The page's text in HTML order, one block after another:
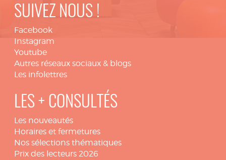
SUIVEZ NOUS !
Facebook
Instagram
Youtube
Autres réseaux sociaux & blogs
Les infolettres
LES + CONSULTÉS
Les nouveautés
Horaires et fermetures
Nos sélections thématiques
Prix des lecteurs 2026